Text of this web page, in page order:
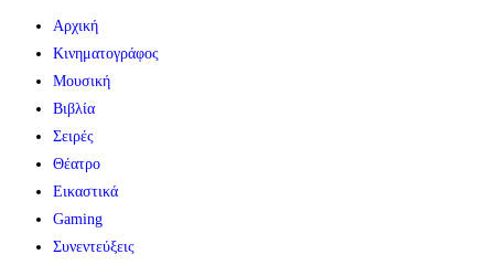
Αρχική
Κινηματογράφος
Μουσική
Βιβλία
Σειρές
Θέατρο
Εικαστικά
Gaming
Συνεντεύξεις